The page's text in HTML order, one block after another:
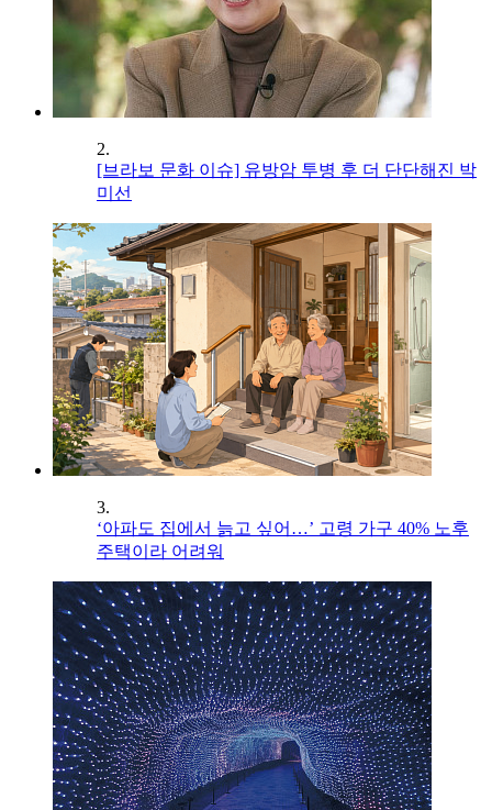
2.
[브라보 문화 이슈] 유방암 투병 후 더 단단해진 박
미선
3.
‘아파도 집에서 늙고 싶어…’ 고령 가구 40% 노후
주택이라 어려워